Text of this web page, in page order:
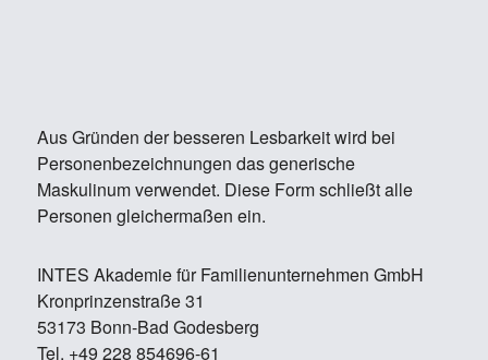
Aus Gründen der besseren Lesbarkeit wird bei
Personenbezeichnungen das generische
Maskulinum verwendet. Diese Form schließt alle
Personen gleichermaßen ein.
IN­TES Aka­de­mie für Fa­mi­li­en­un­ter­neh­men GmbH
Kron­prin­zen­stra­ße 31
53173 Bonn-Bad Go­des­berg
Tel. +49 228 854696-61